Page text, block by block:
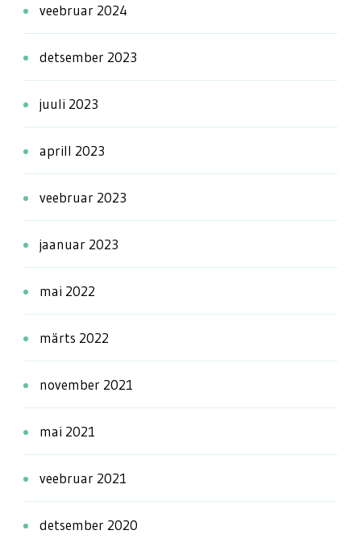
veebruar 2024
detsember 2023
juuli 2023
aprill 2023
veebruar 2023
jaanuar 2023
mai 2022
märts 2022
november 2021
mai 2021
veebruar 2021
detsember 2020